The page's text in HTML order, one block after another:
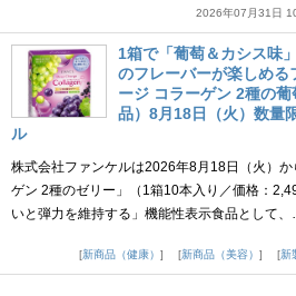
2026年07月31日
1箱で「葡萄＆カシス味
のフレーバーが楽しめる
ージ コラーゲン 2種の
品）8月18日（火）数量
ル
株式会社ファンケルは2026年8月18日（火）
ゲン 2種のゼリー」（1箱10本入り／価格：
いと弾力を維持する」機能性表示食品として
新商品（健康）
新商品（美容） 新